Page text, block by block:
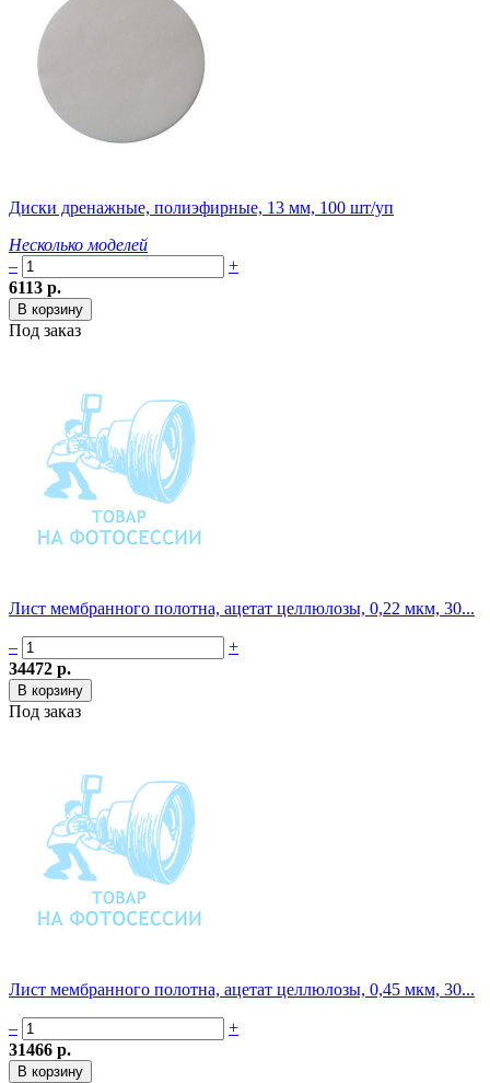
Диски дренажные, полиэфирные, 13 мм, 100 шт/уп
Несколько моделей
–
+
6113 р.
Под заказ
Лист мембранного полотна, ацетат целлюлозы, 0,22 мкм, 30...
–
+
34472 р.
Под заказ
Лист мембранного полотна, ацетат целлюлозы, 0,45 мкм, 30...
–
+
31466 р.